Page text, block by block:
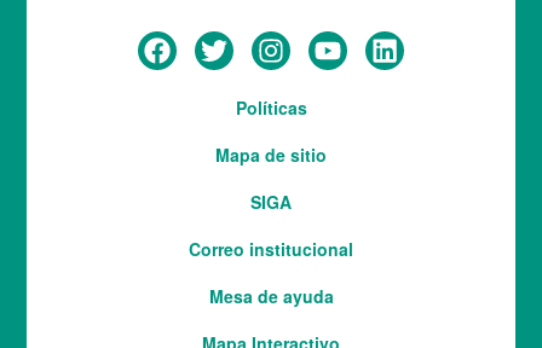
Políticas
Mapa de sitio
SIGA
Correo institucional
Mesa de ayuda